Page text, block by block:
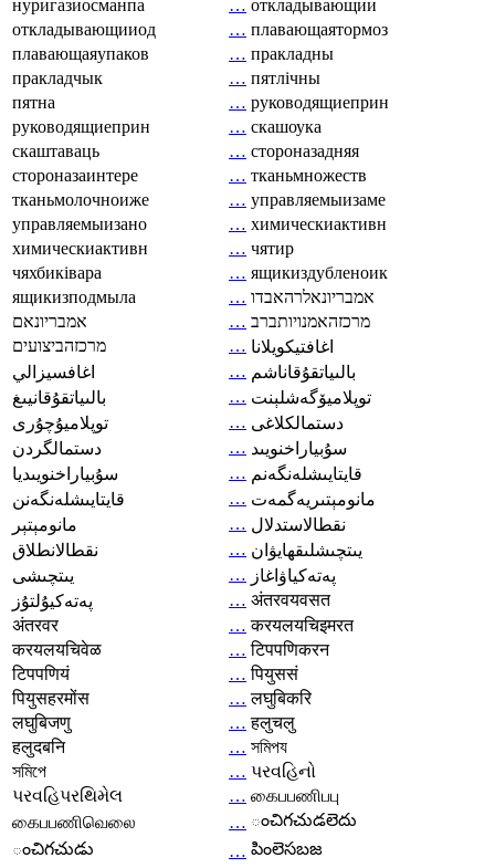
нуригазиосманпа
… откладывающии
откладывающииод
… плавающаятормоз
плавающаяупаков
… пракладны
пракладчык
… пятлічны
пятна
… руководящиеприн
руководящиеприн
… скашоука
скаштаваць
… стороназадняя
стороназаинтере
… тканьмножеств
тканьмолочноиже
… управляемыизаме
управляемыизано
… химическиактивн
химическиактивн
… чятир
чяхбиківара
… ящикиздубленоик
ящикизподмыла
… אמבריונאלרהאבדו
אמבריונאם
… מרכזהאמנויותברב
מרכזהביצועים
… اغافتيكويلانا
اغافسيزالي
… بالىياتقۇقاناشم
بالىياتقۇقانيىغ
… توپلاميۆگەشلېنت
توپلاميۇچۇرى
… دستمالکلاغی
دستمالگردن
… سۇبياراخنويىد
سۇبياراخنويىديا
… قايتايىشلەنگەنم
قايتايىشلەنگەنن
… مانومېتىريەگمەت
مانومېتېر
… نقطالاستدلال
نقطالانطلاق
… يىتچىشلىقھايۋان
يىتچىشى
… پەتەكياۋاغاز
پەتەكيۇلتۇز
… अंतरवयवसत
अंतरवर
… करयलयचिइमरत
करयलयचिवेळ
… टिपपणिकरन
टिपपणियं
… पियुससं
पियुसहरमोंस
… लघुबिकरि
लघुबिजणु
… हलुचलु
हलुदबनि
… সমিপয
সমিপে
… પરવહિનો
પરવહિપરથિમેલ
… கைபபணிபபு
கைபபணிவெலை
… ంచిగచుడలెదు
ంచిగచుడు
… పింలెసబజ